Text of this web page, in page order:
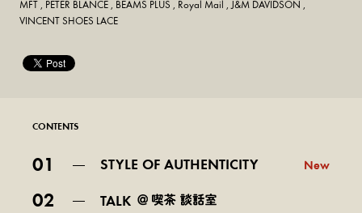
MFT , PETER BLANCE, BEAMS PLUS , Royal Mail ,J&M DAVIDSON ,
VINCENT SHOES LACE
CONTENTS
01 STYLE OF AUTHENTICITY New
02 TALK